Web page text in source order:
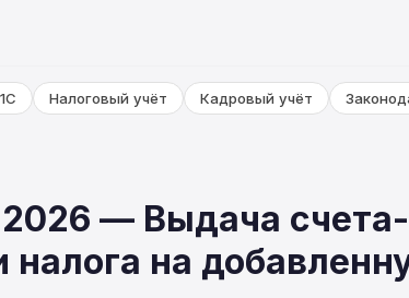
Налоговый учёт Кадровый учёт
— Выдача
на